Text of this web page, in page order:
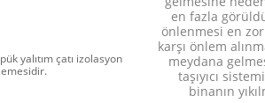
yalıtım çatı izolasyon
en fazla
önlenmesi en
karşı önlem
meydana
taşıyıcı
binanın